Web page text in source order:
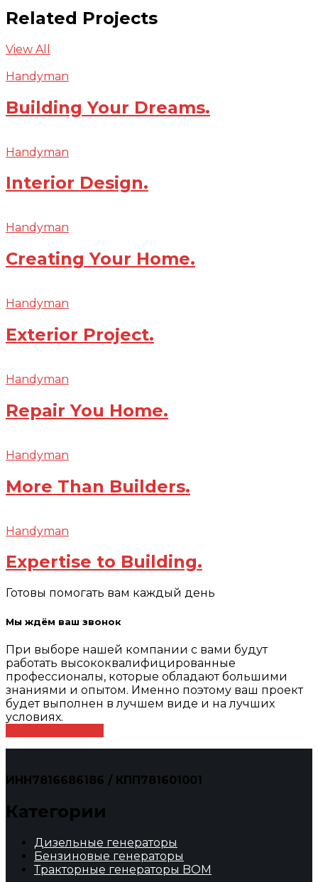
Related Projects
View All
Handyman
Building Your Dreams.
Handyman
Interior Design.
Handyman
Creating Your Home.
Handyman
Exterior Project.
Handyman
Repair You Home.
Handyman
More Than Builders.
Handyman
Expertise to Building.
Готовы помогать вам каждый день
Мы ждём ваш звонок
При выборе нашей компании с вами будут
работать высококвалифицированные
профессионалы, которые обладают большими
знаниями и опытом. Именно поэтому ваш проект
будет выполнен в лучшем виде и на лучших
условиях.
ИНН7816686186 / КПП781601001
Категории
Дизельные генераторы
Бензиновые генераторы
Тракторные генераторы BOM